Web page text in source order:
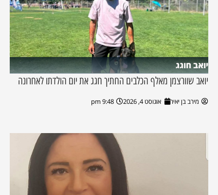
יואב חוגג
יואב שוורצמן מאלף הכלבים החתיך חגג את יום הולדתו לאחרונה
מירב בן יאיר אוגוסט 4, 2026 9:48 pm